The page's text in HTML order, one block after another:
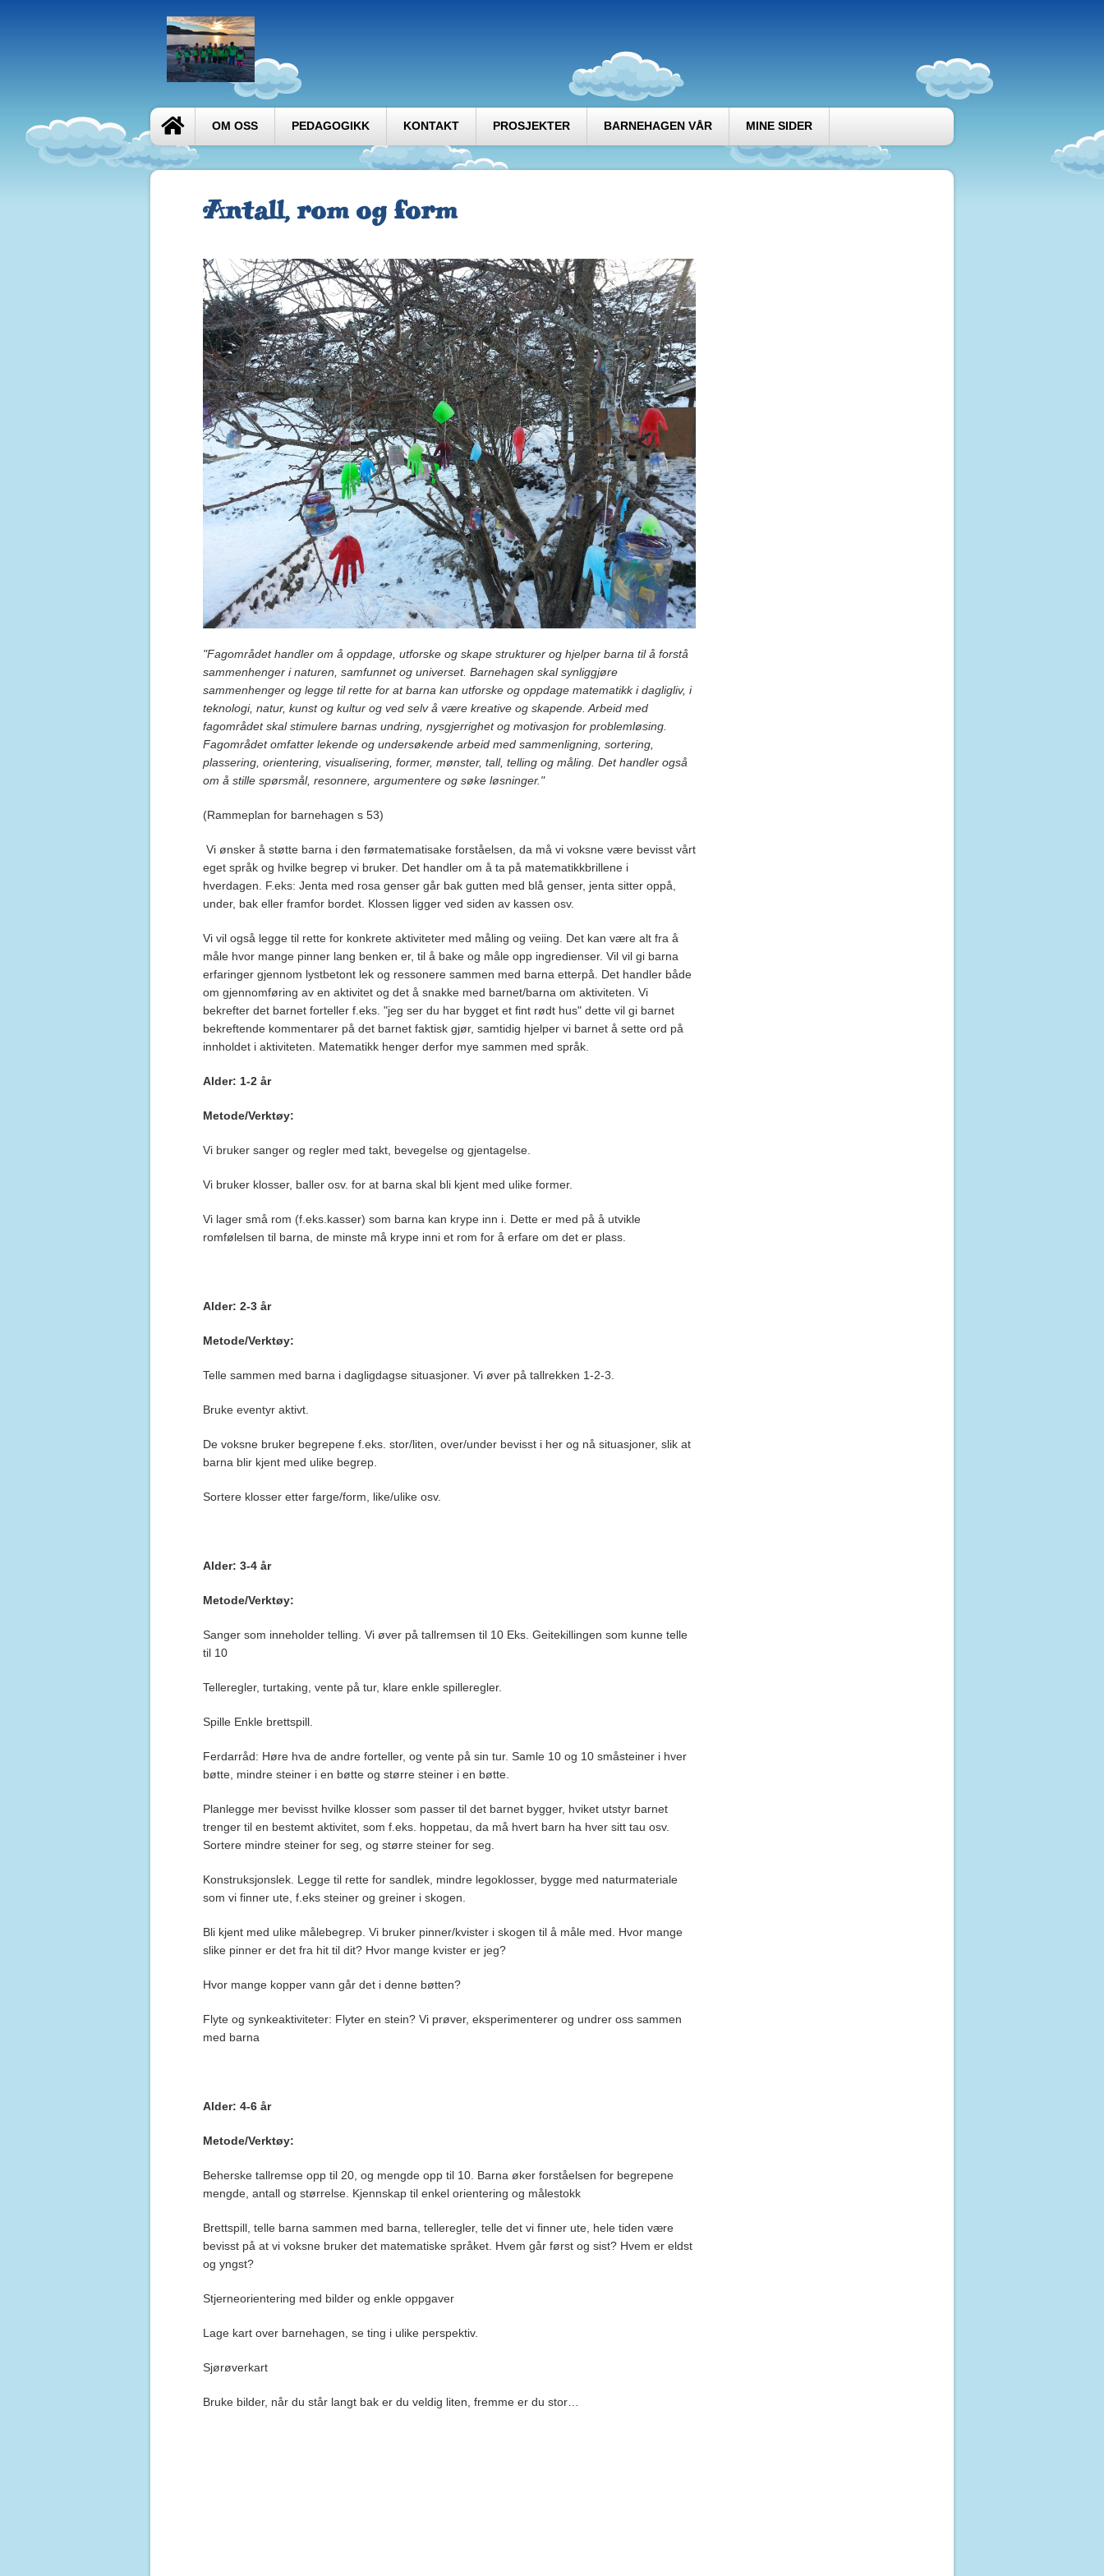
OM OSS PEDAGOGIKK KONTAKT PROSJEKTER BARNEHAGEN VÅR MINE SIDER
Antall, rom og form
"Fagområdet handler om å oppdage, utforske og skape strukturer og hjelper barna til å forstå
sammenhenger i naturen, samfunnet og universet. Barnehagen skal synliggjøre
sammenhenger og legge til rette for at barna kan utforske og oppdage matematikk i dagligliv, i
teknologi, natur, kunst og kultur og ved selv å være kreative og skapende. Arbeid med
fagområdet skal stimulere barnas undring, nysgjerrighet og motivasjon for problemløsing.
Fagområdet omfatter lekende og undersøkende arbeid med sammenligning, sortering,
plassering, orientering, visualisering, former, mønster, tall, telling og måling. Det handler også
om å stille spørsmål, resonnere, argumentere og søke løsninger."
(Rammeplan for barnehagen s 53)
Vi ønsker å støtte barna i den førmatematisake forståelsen, da må vi voksne være bevisst vårt
eget språk og hvilke begrep vi bruker. Det handler om å ta på matematikkbrillene i
hverdagen. F.eks: Jenta med rosa genser går bak gutten med blå genser, jenta sitter oppå,
under, bak eller framfor bordet. Klossen ligger ved siden av kassen osv.
Vi vil også legge til rette for konkrete aktiviteter med måling og veiing. Det kan være alt fra å
måle hvor mange pinner lang benken er, til å bake og måle opp ingredienser. Vil vil gi barna
erfaringer gjennom lystbetont lek og ressonere sammen med barna etterpå. Det handler både
om gjennomføring av en aktivitet og det å snakke med barnet/barna om aktiviteten. Vi
bekrefter det barnet forteller f.eks. "jeg ser du har bygget et fint rødt hus" dette vil gi barnet
bekreftende kommentarer på det barnet faktisk gjør, samtidig hjelper vi barnet å sette ord på
innholdet i aktiviteten. Matematikk henger derfor mye sammen med språk.
Alder: 1-2 år
Metode/Verktøy:
Vi bruker sanger og regler med takt, bevegelse og gjentagelse.
Vi bruker klosser, baller osv. for at barna skal bli kjent med ulike former.
Vi lager små rom (f.eks.kasser) som barna kan krype inn i. Dette er med på å utvikle
romfølelsen til barna, de minste må krype inni et rom for å erfare om det er plass.
Alder: 2-3 år
Metode/Verktøy:
Telle sammen med barna i dagligdagse situasjoner. Vi øver på tallrekken 1-2-3.
Bruke eventyr aktivt.
De voksne bruker begrepene f.eks. stor/liten, over/under bevisst i her og nå situasjoner, slik at
barna blir kjent med ulike begrep.
Sortere klosser etter farge/form, like/ulike osv.
Alder: 3-4 år
Metode/Verktøy:
Sanger som inneholder telling. Vi øver på tallremsen til 10 Eks. Geitekillingen som kunne telle
til 10
Telleregler, turtaking, vente på tur, klare enkle spilleregler.
Spille Enkle brettspill.
Ferdarråd: Høre hva de andre forteller, og vente på sin tur. Samle 10 og 10 småsteiner i hver
bøtte, mindre steiner i en bøtte og større steiner i en bøtte.
Planlegge mer bevisst hvilke klosser som passer til det barnet bygger, hviket utstyr barnet
trenger til en bestemt aktivitet, som f.eks. hoppetau, da må hvert barn ha hver sitt tau osv.
Sortere mindre steiner for seg, og større steiner for seg.
Konstruksjonslek. Legge til rette for sandlek, mindre legoklosser, bygge med naturmateriale
som vi finner ute, f.eks steiner og greiner i skogen.
Bli kjent med ulike målebegrep. Vi bruker pinner/kvister i skogen til å måle med. Hvor mange
slike pinner er det fra hit til dit? Hvor mange kvister er jeg?
Hvor mange kopper vann går det i denne bøtten?
Flyte og synkeaktiviteter: Flyter en stein? Vi prøver, eksperimenterer og undrer oss sammen
med barna
Alder: 4-6 år
Metode/Verktøy:
Beherske tallremse opp til 20, og mengde opp til 10. Barna øker forståelsen for begrepene
mengde, antall og størrelse. Kjennskap til enkel orientering og målestokk
Brettspill, telle barna sammen med barna, telleregler, telle det vi finner ute, hele tiden være
bevisst på at vi voksne bruker det matematiske språket. Hvem går først og sist? Hvem er eldst
og yngst?
Stjerneorientering med bilder og enkle oppgaver
Lage kart over barnehagen, se ting i ulike perspektiv.
Sjørøverkart
Bruke bilder, når du står langt bak er du veldig liten, fremme er du stor…